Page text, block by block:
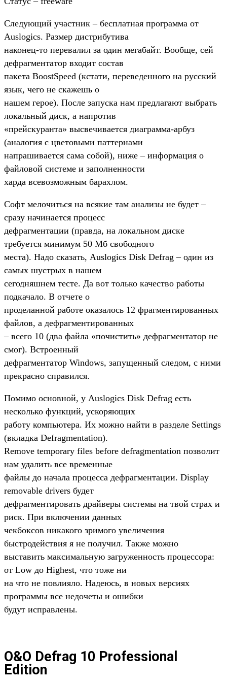
Следующий участник – бесплатная программа от
Auslogics. Размер дистрибутива
наконец-то перевалил за один мегабайт. Вообще, сей
дефрагментатор входит состав
пакета BoostSpeed (кстати, переведенного на русский
язык, чего не скажешь о
нашем герое). После запуска нам предлагают выбрать
локальный диск, а напротив
«прейскуранта» высвечивается диаграмма-арбуз
(аналогия с цветовыми паттернами
напрашивается сама собой), ниже – информация о
файловой системе и заполненности
харда всевозможным барахлом.
Софт мелочиться на всякие там анализы не будет –
сразу начинается процесс
дефрагментации (правда, на локальном диске
требуется минимум 50 Мб свободного
места). Надо сказать, Auslogics Disk Defrag – один из
самых шустрых в нашем
сегодняшнем тесте. Да вот только качество работы
подкачало. В отчете о
проделанной работе оказалось 12 фрагментированных
файлов, а дефрагментированных
– всего 10 (два файла «почистить» дефрагментатор не
смог). Встроенный
дефрагментатор Windows, запущенный следом, с ними
прекрасно справился.
Помимо основной, у Auslogics Disk Defrag есть
несколько функций, ускоряющих
работу компьютера. Их можно найти в разделе Settings
(вкладка Defragmentation).
Remove temporary files before defragmentation позволит
нам удалить все временные
файлы до начала процесса дефрагментации. Display
removable drivers будет
дефрагментировать драйверы системы на твой страх и
риск. При включении данных
чекбоксов никакого зримого увеличения
быстродействия я не получил. Также можно
выставить максимальную загруженность процессора:
от Low до Highest, что тоже ни
на что не повлияло. Надеюсь, в новых версиях
программы все недочеты и ошибки
будут исправлены.
O&O Defrag 10 Professional
Edition